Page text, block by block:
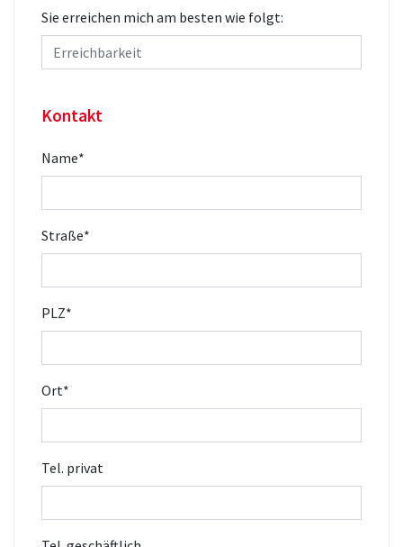
Sie erreichen mich am besten wie folgt:
Kontakt
Name*
Straße*
PLZ*
Ort*
Tel. privat